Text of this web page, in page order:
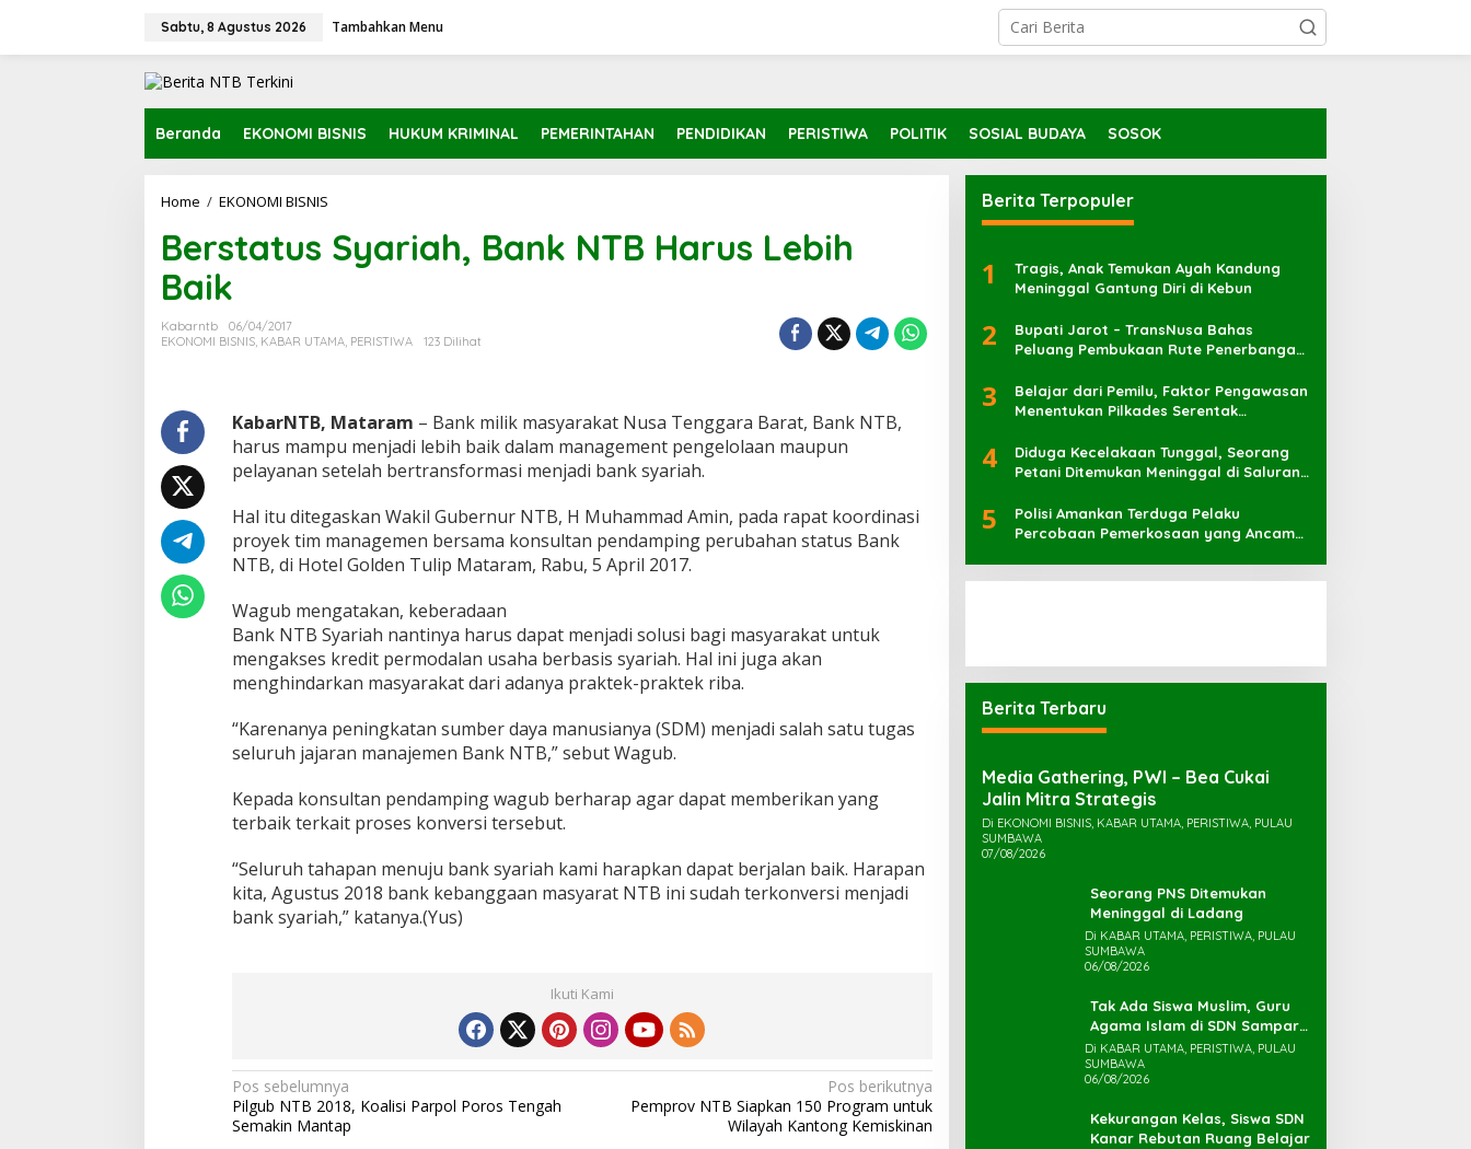
Sabtu, 8 Agustus 2026 Tambahkan Menu
Beranda EKONOMI BISNIS HUKUM KRIMINAL PEMERINTAHAN PENDIDIKAN PERISTIWA POLITIK SOSIAL BUDAYA SOSOK
Home / EKONOMI BISNIS
s
u
a
i
a
,
B
n
N
T
B
H
a
u
s
e
b
i
B
a
i
k
Berstatus Syariah, Bank NTB Harus Lebih
Baik
Kabarntb
06/04/2017
EKONOMI BISNIS, KABAR UTAMA, PERISTIWA 123 Dilihat
KabarNTB, Mataram – Bank milik masyarakat Nusa Tenggara Barat, Bank NTB,
harus mampu menjadi lebih baik dalam management pengelolaan maupun
pelayanan setelah bertransformasi menjadi bank syariah.
Hal itu ditegaskan Wakil Gubernur NTB, H Muhammad Amin, pada rapat koordinasi
proyek tim managemen bersama konsultan pendamping perubahan status Bank
NTB, di Hotel Golden Tulip Mataram, Rabu, 5 April 2017.
Wagub mengatakan, keberadaan
Bank NTB Syariah nantinya harus dapat menjadi solusi bagi masyarakat untuk
mengakses kredit permodalan usaha berbasis syariah. Hal ini juga akan
menghindarkan masyarakat dari adanya praktek-praktek riba.
“Karenanya peningkatan sumber daya manusianya (SDM) menjadi salah satu tugas
seluruh jajaran manajemen Bank NTB,” sebut Wagub.
Kepada konsultan pendamping wagub berharap agar dapat memberikan yang
terbaik terkait proses konversi tersebut.
“Seluruh tahapan menuju bank syariah kami harapkan dapat berjalan baik. Harapan
kita, Agustus 2018 bank kebanggaan masyarat NTB ini sudah terkonversi menjadi
bank syariah,” katanya.(Yus)
Ikuti Kami
N
a
Pos sebelumnya
Pilgub NTB 2018, Koalisi Parpol Poros Tengah
Semakin Mantap
Pos berikutnya
Pemprov NTB Siapkan 150 Program untuk
Wilayah Kantong Kemiskinan
Berita Terpopuler
1
Tragis, Anak Temukan Ayah Kandung
Meninggal Gantung Diri di Kebun
2
Bupati Jarot – TransNusa Bahas
Peluang Pembukaan Rute Penerbangan
Kaharuddin
3
Belajar dari Pemilu, Faktor Pengawasan
Menentukan Pilkades Serentak
4
Diduga Kecelakaan Tunggal, Seorang
Petani Ditemukan Meninggal di Saluran
5
Polisi Amankan Terduga Pelaku
Percobaan Pemerkosaan yang Ancam
Berita Terbaru
Media Gathering, PWI – Bea Cukai
Jalin Mitra Strategis
Di EKONOMI BISNIS, KABAR UTAMA, PERISTIWA, PULAU
SUMBAWA
07/08/2026
Seorang PNS Ditemukan
Meninggal di Ladang
Di KABAR UTAMA, PERISTIWA, PULAU
SUMBAWA
06/08/2026
Tak Ada Siswa Muslim, Guru
Agama Islam di SDN Sampar
Maras Terkatung-katung ‎
Di KABAR UTAMA, PERISTIWA, PULAU
SUMBAWA
06/08/2026
Kekurangan Kelas, Siswa SDN
Kanar Rebutan Ruang Belajar